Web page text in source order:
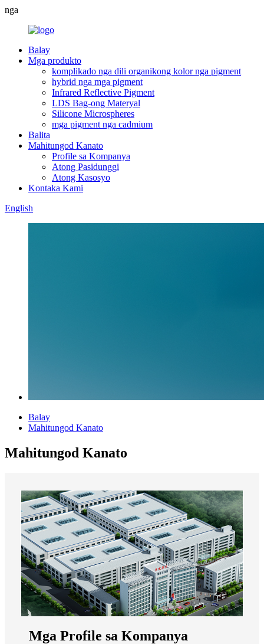
nga
Balay
Mga produkto
komplikado nga dili organikong kolor nga pigment
hybrid nga mga pigment
Infrared Reflective Pigment
LDS Bag-ong Materyal
Silicone Microspheres
mga pigment nga cadmium
Balita
Mahitungod Kanato
Profile sa Kompanya
Atong Pasidunggi
Atong Kasosyo
Kontaka Kami
English
Balay
Mahitungod Kanato
Mahitungod Kanato
Mga Profile sa Kompanya